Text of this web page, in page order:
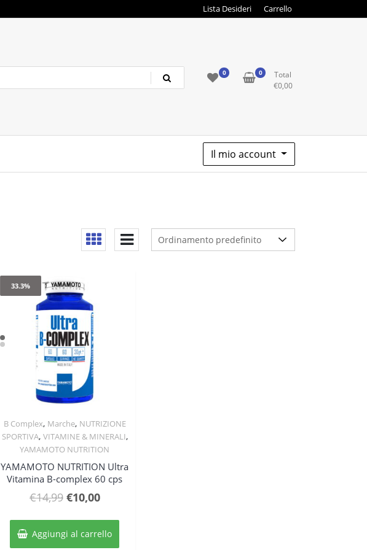
Lista Desideri Carrello
0 0
Total
€0,00
Il mio account
33.3%
Quick View
B Complex, Marche, NUTRIZIONE
SPORTIVA, VITAMINE & MINERALI,
YAMAMOTO NUTRITION
YAMAMOTO NUTRITION Ultra
Vitamina B-complex 60 cps
€14,99 Il
originale
era:
€10,00Il
attuale
è:
Aggiungi al carrello